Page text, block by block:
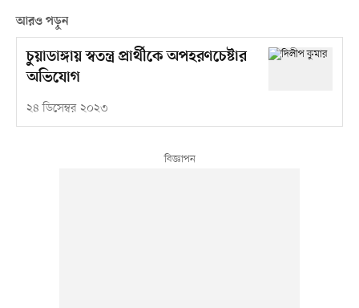
আরও পড়ুন
চুয়াডাঙ্গায় স্বতন্ত্র প্রার্থীকে অপহরণচেষ্টার
অভিযোগ
২৪ ডিসেম্বর ২০২৩